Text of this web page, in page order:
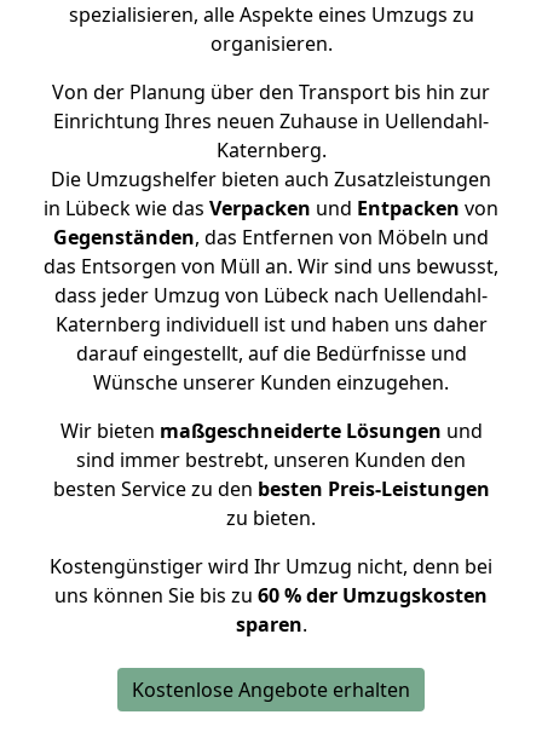
spezialisieren, alle Aspekte eines Umzugs zu
organisieren.
Von der Planung über den Transport bis hin zur
Einrichtung Ihres neuen Zuhause in Uellendahl-
Katernberg.
Die Umzugshelfer bieten auch Zusatzleistungen
in Lübeck wie das Verpacken und Entpacken von
Gegenständen, das Entfernen von Möbeln und
das Entsorgen von Müll an. Wir sind uns bewusst,
dass jeder Umzug von Lübeck nach Uellendahl-
Katernberg individuell ist und haben uns daher
darauf eingestellt, auf die Bedürfnisse und
Wünsche unserer Kunden einzugehen.
Wir bieten maßgeschneiderte Lösungen und
sind immer bestrebt, unseren Kunden den
besten Service zu den besten Preis-Leistungen
zu bieten.
Kostengünstiger wird Ihr Umzug nicht, denn bei
uns können Sie bis zu 60 % der Umzugskosten
sparen.
Kostenlose Angebote erhalten